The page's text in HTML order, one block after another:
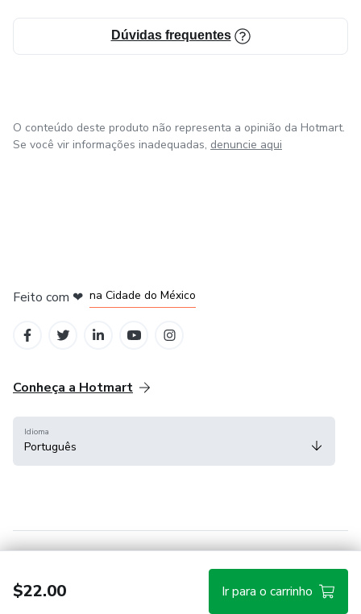
Dúvidas frequentes
$22.00 Ir para o carrinho
O conteúdo deste produto não representa a opinião da Hotmart.
Se você vir informações inadequadas, denuncie aqui
Feito com ❤ na Cidade do México
Conheça a Hotmart
Idioma
Português